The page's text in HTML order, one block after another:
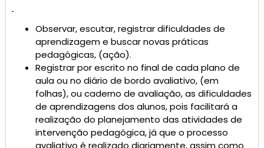
Observar, escutar, registrar dificuldades de
aprendizagem e buscar novas práticas
pedagógicas, (ação).
Registrar por escrito no final de cada plano de
aula ou no diário de bordo avaliativo, (em
folhas), ou caderno de avaliação, as dificuldades
de aprendizagens dos alunos, pois facilitará a
realização do planejamento das atividades de
intervenção pedagógica, já que o processo
avaliativo é realizado diariamente, assim como